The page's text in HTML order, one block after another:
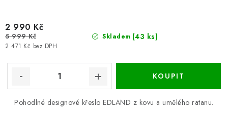
Skladem (43 ks)
2 471 Kč bez DPH
2 990 Kč
5 999 Kč
Pohodlné designové křeslo EDLAND z kovu a umělého ratanu.